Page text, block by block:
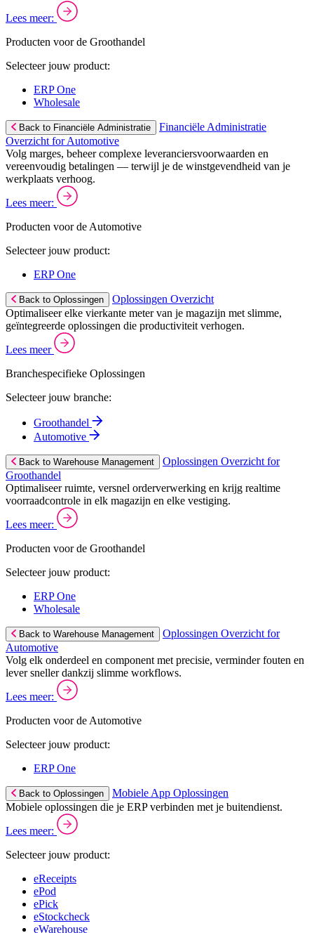
Lees meer:
Producten voor de Groothandel
Selecteer jouw product:
ERP One
Wholesale
Back to Financiële Administratie
Financiële Administratie
Overzicht for Automotive
Volg marges, beheer complexe leveranciersvoorwaarden en
vereenvoudig betalingen — terwijl je de winstgevendheid van je
werkplaats verhoog.
Lees meer:
Producten voor de Automotive
Selecteer jouw product:
ERP One
Back to Oplossingen
Oplossingen Overzicht
Optimaliseer elke vierkante meter van je magazijn met slimme,
geïntegreerde oplossingen die productiviteit verhogen.
Lees meer
Branchespecifieke Oplossingen
Selecteer jouw branche:
Groothandel
Automotive
Back to Warehouse Management
Oplossingen Overzicht for
Groothandel
Optimaliseer ruimte, versnel orderverwerking en krijg realtime
voorraadcontrole in elk magazijn en elke vestiging.
Lees meer:
Producten voor de Groothandel
Selecteer jouw product:
ERP One
Wholesale
Back to Warehouse Management
Oplossingen Overzicht for
Automotive
Volg elk onderdeel en component met precisie, verminder fouten en
lever sneller dankzij slimme workflows.
Lees meer:
Producten voor de Automotive
Selecteer jouw product:
ERP One
Back to Oplossingen
Mobiele App Oplossingen
Mobiele oplossingen die je ERP verbinden met je buitendienst.
Lees meer:
Selecteer jouw product:
eReceipts
ePod
ePick
eStockcheck
eWarehouse